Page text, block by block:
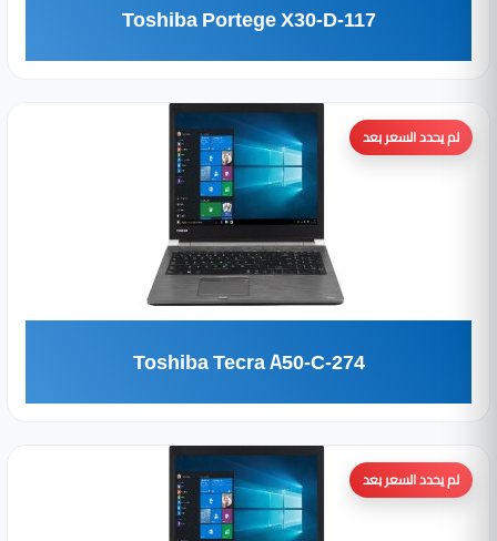
Toshiba Portege X30-D-117
لم يحدد السعر بعد
Toshiba Tecra A50-C-274
لم يحدد السعر بعد